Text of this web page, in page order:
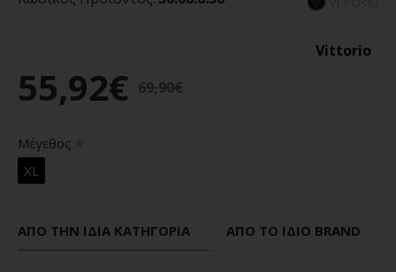
55,92€ 69,90€
Vittorio
Μέγεθος
XL
ΑΠΌ ΤΗΝ ΊΔΙΑ ΚΑΤΗΓΟΡΊΑ ΑΠΌ ΤΟ ΊΔΙΟ BRAND